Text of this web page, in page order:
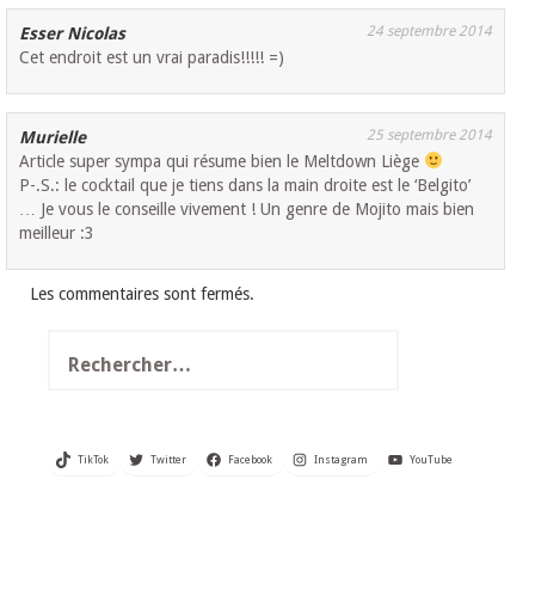
Esser Nicolas 24 septembre 2014
Cet endroit est un vrai paradis!!!!! =)
Murielle 25 septembre 2014
Article super sympa qui résume bien le Meltdown Liège
P-.S.: le cocktail que je tiens dans la main droite est le ‘Belgito’
… Je vous le conseille vivement ! Un genre de Mojito mais bien
meilleur :3
Les commentaires sont fermés.
TikTok Twitter Facebook Instagram YouTube